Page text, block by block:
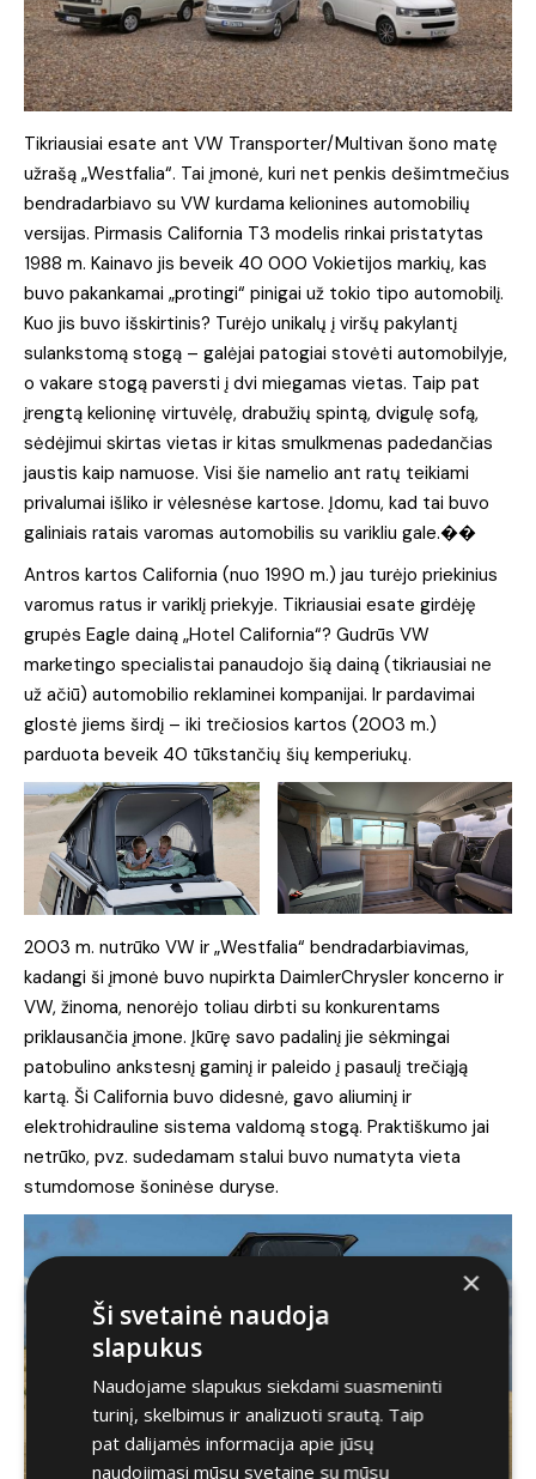
Tikriausiai esate ant VW Transporter/Multivan šono matę
užrašą „Westfalia“. Tai įmonė, kuri net penkis dešimtmečius
bendradarbiavo su VW kurdama kelionines automobilių
versijas. Pirmasis California T3 modelis rinkai pristatytas
1988 m. Kainavo jis beveik 40 000 Vokietijos markių, kas
buvo pakankamai „protingi“ pinigai už tokio tipo automobilį.
Kuo jis buvo išskirtinis? Turėjo unikalų į viršų pakylantį
sulankstomą stogą – galėjai patogiai stovėti automobilyje,
o vakare stogą paversti į dvi miegamas vietas. Taip pat
įrengtą kelioninę virtuvėlę, drabužių spintą, dvigulę sofą,
sėdėjimui skirtas vietas ir kitas smulkmenas padedančias
jaustis kaip namuose. Visi šie namelio ant ratų teikiami
privalumai išliko ir vėlesnėse kartose. Įdomu, kad tai buvo
galiniais ratais varomas automobilis su varikliu gale.��
Antros kartos California (nuo 1990 m.) jau turėjo priekinius
varomus ratus ir variklį priekyje. Tikriausiai esate girdėję
grupės Eagle dainą „Hotel California“? Gudrūs VW
marketingo specialistai panaudojo šią dainą (tikriausiai ne
už ačiū) automobilio reklaminei kompanijai. Ir pardavimai
glostė jiems širdį – iki trečiosios kartos (2003 m.)
parduota beveik 40 tūkstančių šių kemperiukų.
2003 m. nutrūko VW ir „Westfalia“ bendradarbiavimas,
kadangi ši įmonė buvo nupirkta DaimlerChrysler koncerno ir
VW, žinoma, nenorėjo toliau dirbti su konkurentams
priklausančia įmone. Įkūrę savo padalinį jie sėkmingai
patobulino ankstesnį gaminį ir paleido į pasaulį trečiąją
kartą. Ši California buvo didesnė, gavo aliuminį ir
elektrohidrauline sistema valdomą stogą. Praktiškumo jai
netrūko, pvz. sudedamam stalui buvo numatyta vieta
stumdomose šoninėse duryse.
×
Ši svetainė naudoja
slapukus
Naudojame slapukus siekdami suasmeninti
turinį, skelbimus ir analizuoti srautą. Taip
pat dalijamės informacija apie jūsų
naudojimąsi mūsų svetaine su mūsų